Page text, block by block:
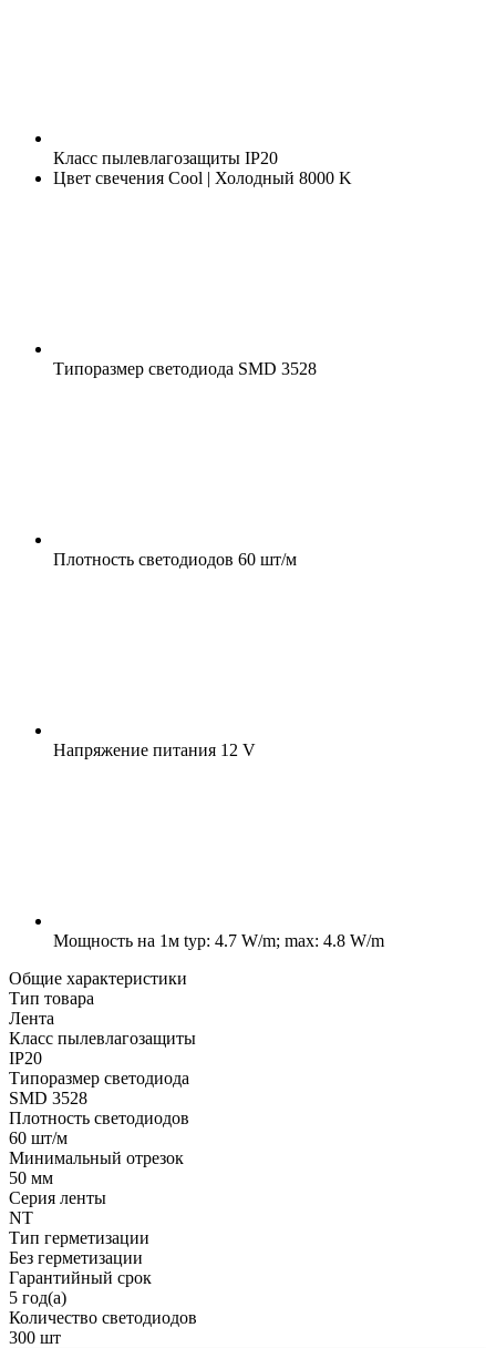
Класс пылевлагозащиты IP20
Цвет свечения Cool | Холодный 8000 K
Типоразмер светодиода SMD 3528
Плотность светодиодов 60 шт/м
Напряжение питания 12 V
Мощность на 1м typ: 4.7 W/m; max: 4.8 W/m
Общие характеристики
Тип товара
Лента
Класс пылевлагозащиты
IP20
Типоразмер светодиода
SMD 3528
Плотность светодиодов
60 шт/м
Минимальный отрезок
50 мм
Серия ленты
NT
Тип герметизации
Без герметизации
Гарантийный срок
5 год(а)
Количество светодиодов
300 шт